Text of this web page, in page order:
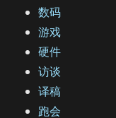
数码
游戏
硬件
访谈
译稿
跑会